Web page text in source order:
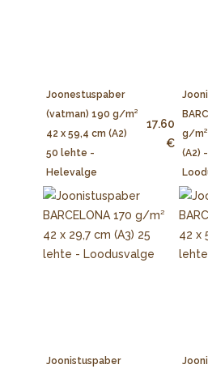
Joonestuspaber
(vatman) 190 g/m²
42 x 59,4 cm (A2)
50 lehte -
Helevalge
17.60
€
g/m²
(A2) -
Joonistuspaber